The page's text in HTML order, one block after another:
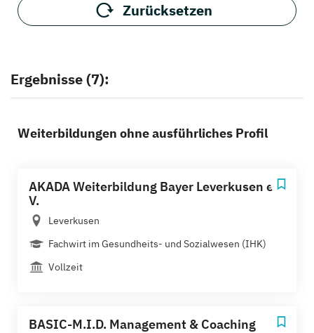
Zurücksetzen
Ergebnisse (7):
Weiterbildungen ohne ausführliches Profil
AKADA Weiterbildung Bayer Leverkusen e.
V.
Leverkusen
Fachwirt im Gesundheits- und Sozialwesen (IHK)
Vollzeit
BASIC-M.I.D. Management & Coaching